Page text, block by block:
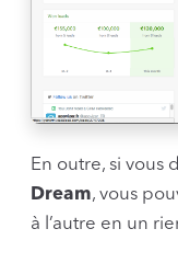
En outre, si vous
Dream, vous
à l’autre en un